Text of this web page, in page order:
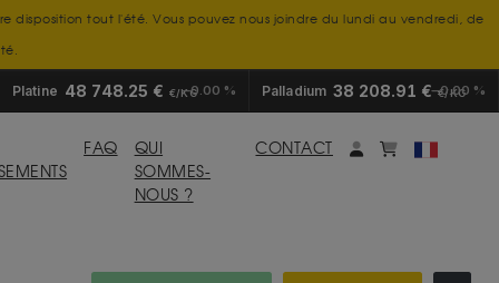
disposition tout l'été. Vous pouvez nous joindre du lundi au vendredi, de
Platine 48 748.25 € €/KG0.00 % Palladium 38 208.91 €€/KG
0.00 %
FAQ
QUI
SOMMES-
NOUS ?
CONTACT Mon compte
monpanier